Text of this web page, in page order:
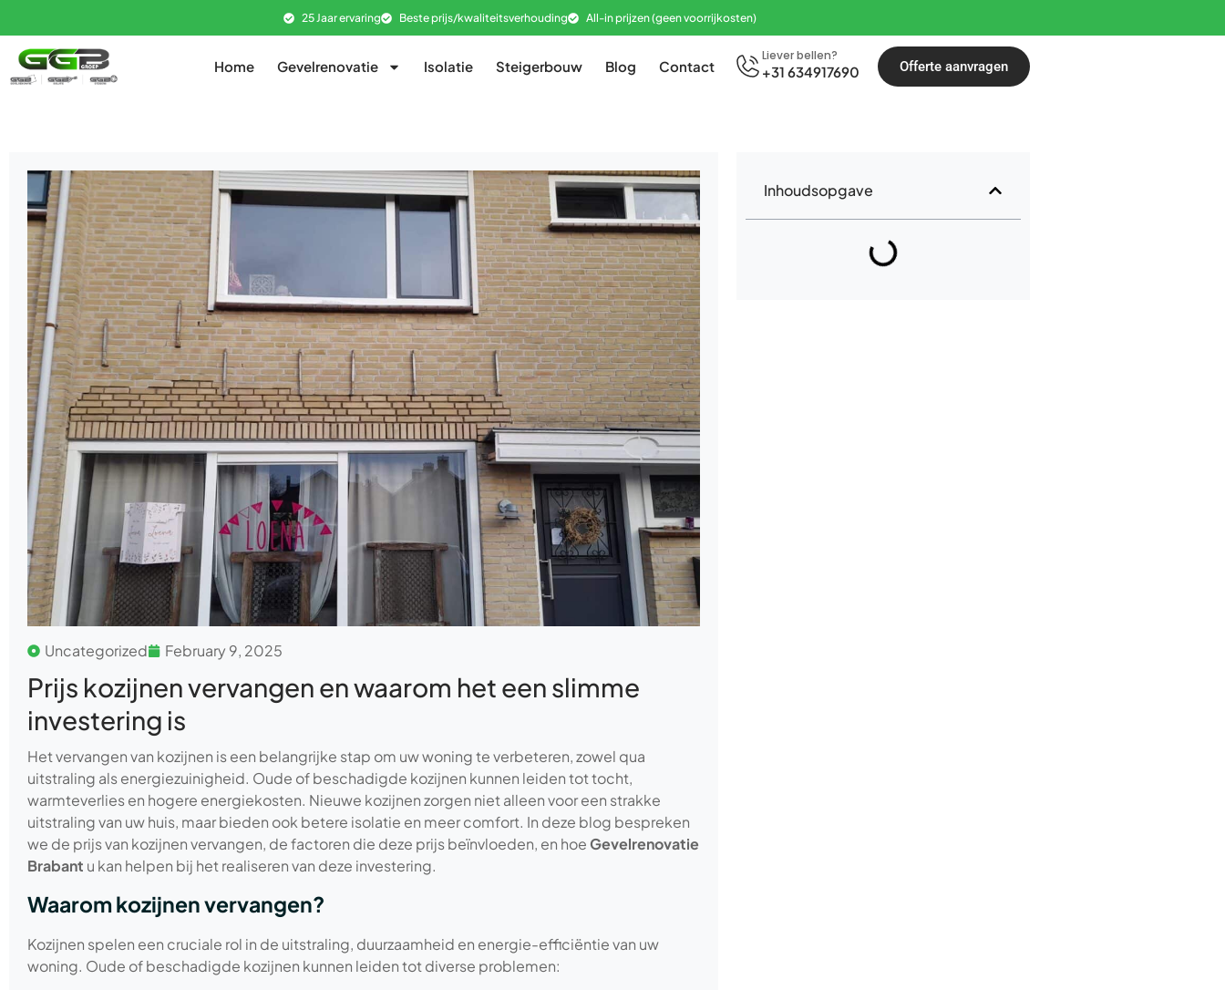
25 Jaar ervaring Beste prijs/kwaliteitsverhouding All-in prijzen (geen voorrijkosten)
Home Gevelrenovatie Isolatie Steigerbouw Blog Contact
Liever bellen?
+31 634917690 Offerte aanvragen
Uncategorized February 9, 2025
Prijs kozijnen vervangen en waarom het een slimme
investering is
Het vervangen van kozijnen is een belangrijke stap om uw woning te verbeteren, zowel qua
uitstraling als energiezuinigheid. Oude of beschadigde kozijnen kunnen leiden tot tocht,
warmteverlies en hogere energiekosten. Nieuwe kozijnen zorgen niet alleen voor een strakke
uitstraling van uw huis, maar bieden ook betere isolatie en meer comfort. In deze blog bespreken
we de prijs van kozijnen vervangen, de factoren die deze prijs beïnvloeden, en hoeGevelrenovatie
Brabant u kan helpen bij het realiseren van deze investering.
Waarom kozijnen vervangen?
Kozijnen spelen een cruciale rol in de uitstraling, duurzaamheid en energie-efficiëntie van uw
woning. Oude of beschadigde kozijnen kunnen leiden tot diverse problemen:
Inhoudsopgave